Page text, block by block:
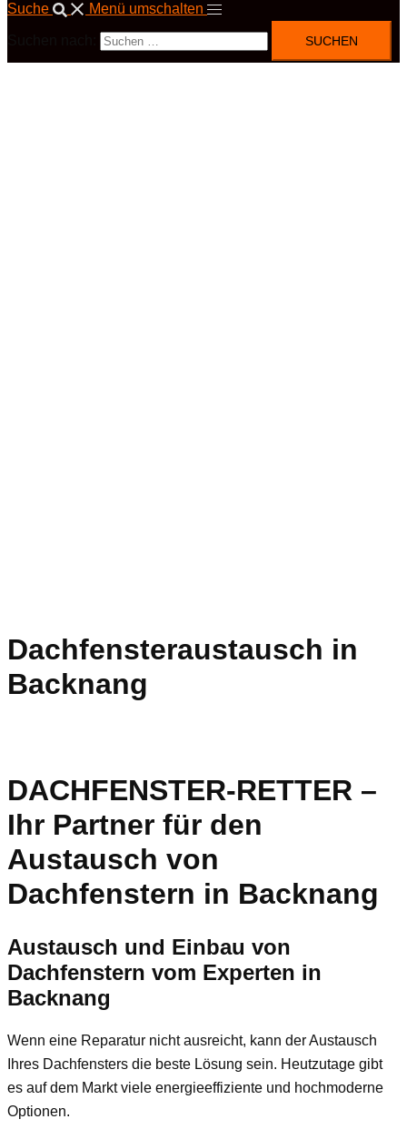
Suche Menü umschalten
Dachfensteraustausch in
Backnang
DACHFENSTER-RETTER –
Ihr Partner für den
Austausch von
Dachfenstern in Backnang
Austausch und Einbau von
Dachfenstern vom Experten in
Backnang
Wenn eine Reparatur nicht ausreicht, kann der Austausch
Ihres Dachfensters die beste Lösung sein. Heutzutage gibt
es auf dem Markt viele energieeffiziente und hochmoderne
Optionen.